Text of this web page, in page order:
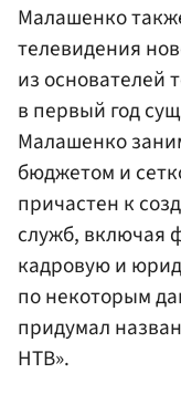
Малашенко
телевидения
из основателей
в первый год
Малашенко
бюджетом и
причастен к
служб, включая
кадровую и
по некоторым
придумал
НТВ».